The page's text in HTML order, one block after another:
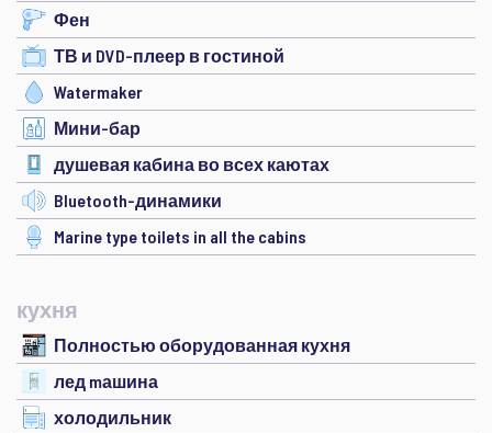
Фен
ТВ и DVD-плеер в гостиной
Watermaker
Мини-бар
душевая кабина во всех каютах
Bluetooth-динамики
Marine type toilets in all the cabins
кухня
Полностью оборудованная кухня
лед mашина
холодильник